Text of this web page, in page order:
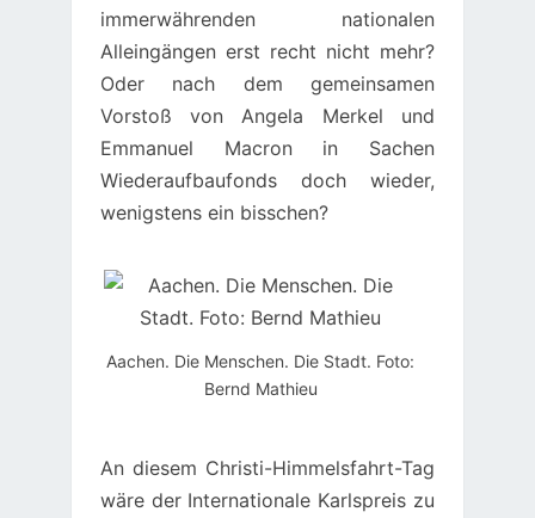
immerwährenden nationalen
Alleingängen erst recht nicht mehr?
Oder nach dem gemeinsamen
Vorstoß von Angela Merkel und
Emmanuel Macron in Sachen
Wiederaufbaufonds doch wieder,
wenigstens ein bisschen?
Aachen. Die Menschen. Die Stadt. Foto:
Bernd Mathieu
An diesem Christi-Himmelsfahrt-Tag
wäre der Internationale Karlspreis zu